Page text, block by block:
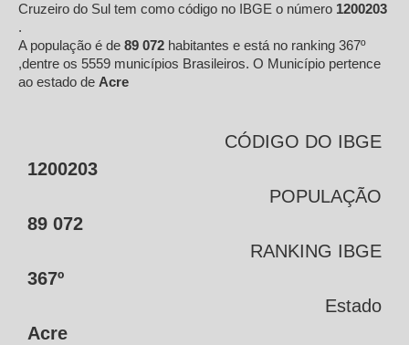
Cruzeiro do Sul tem como código no IBGE o número 1200203
.
A população é de 89 072 habitantes e está no ranking 367º
,dentre os 5559 municípios Brasileiros. O Município pertence
ao estado de Acre
CÓDIGO DO IBGE
1200203
POPULAÇÃO
89 072
RANKING IBGE
367º
Estado
Acre